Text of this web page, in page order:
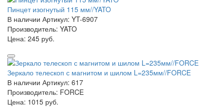
Пинцет изогнутый 115 мм//YATO
В наличии Артикул: YT-6907
Производитель: YATO
Цена: 245 руб.
Зеркало телескоп с магнитом и шилом L=235мм//FORCE
В наличии Артикул: 617
Производитель: FORCE
Цена: 1015 руб.